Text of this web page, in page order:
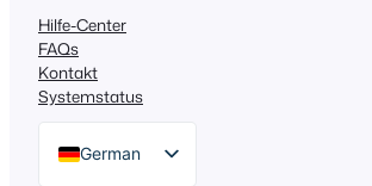
Hilfe-Center
FAQs
Kontakt
Systemstatus
German